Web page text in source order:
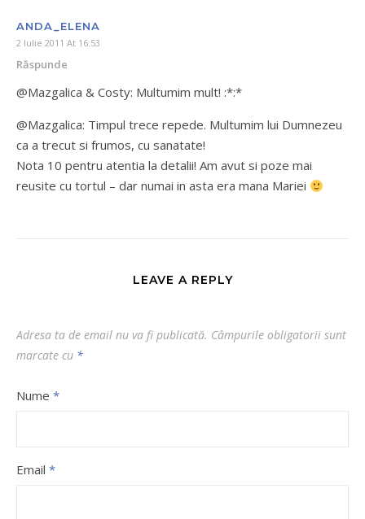
ANDA_ELENA
2 Iulie 2011 At 16:53
Răspunde
@Mazgalica & Costy: Multumim mult! :*:*
@Mazgalica: Timpul trece repede. Multumim lui Dumnezeu
ca a trecut si frumos, cu sanatate!
Nota 10 pentru atentia la detalii! Am avut si poze mai
reusite cu tortul – dar numai in asta era mana Mariei
LEAVE A REPLY
Adresa ta de email nu va fi publicată. Câmpurile obligatorii sunt
marcate cu *
Nume *
Email *